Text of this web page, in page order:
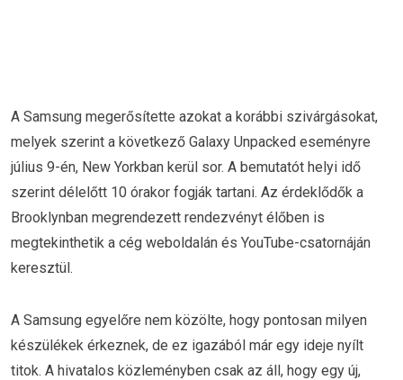
A Samsung megerősítette azokat a korábbi szivárgásokat,
melyek szerint a következő Galaxy Unpacked eseményre
július 9-én, New Yorkban kerül sor. A bemutatót helyi idő
szerint délelőtt 10 órakor fogják tartani. Az érdeklődők a
Brooklynban megrendezett rendezvényt élőben is
megtekinthetik a cég weboldalán és YouTube-csatornáján
keresztül.
A Samsung egyelőre nem közölte, hogy pontosan milyen
készülékek érkeznek, de ez igazából már egy ideje nyílt
titok. A hivatalos közleményben csak az áll, hogy egy új,